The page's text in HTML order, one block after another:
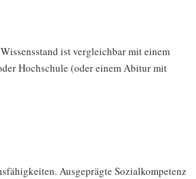
ist vergleichbar mit einem
Hochschule (oder einem Abitur mit
Ausgeprägte Sozialkompetenz